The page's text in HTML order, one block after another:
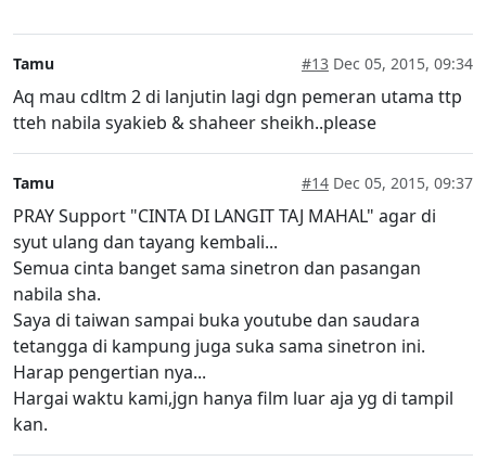
Tamu #13 Dec 05, 2015, 09:34
Aq mau cdltm 2 di lanjutin lagi dgn pemeran utama ttp
tteh nabila syakieb & shaheer sheikh..please
Tamu #14 Dec 05, 2015, 09:37
PRAY Support "CINTA DI LANGIT TAJ MAHAL" agar di
syut ulang dan tayang kembali...
Semua cinta banget sama sinetron dan pasangan
nabila sha.
Saya di taiwan sampai buka youtube dan saudara
tetangga di kampung juga suka sama sinetron ini.
Harap pengertian nya...
Hargai waktu kami,jgn hanya film luar aja yg di tampil
kan.